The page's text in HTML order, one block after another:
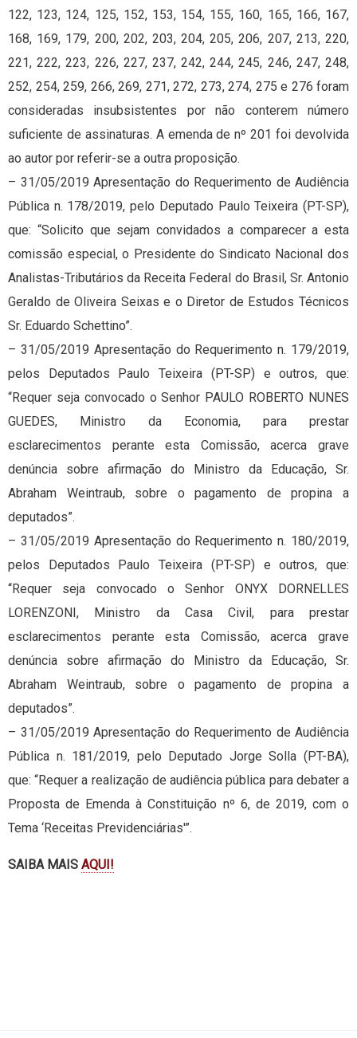
122, 123, 124, 125, 152, 153, 154, 155, 160, 165, 166, 167,
168, 169, 179, 200, 202, 203, 204, 205, 206, 207, 213, 220,
221, 222, 223, 226, 227, 237, 242, 244, 245, 246, 247, 248,
252, 254, 259, 266, 269, 271, 272, 273, 274, 275 e 276 foram
consideradas insubsistentes por não conterem número
suficiente de assinaturas. A emenda de nº 201 foi devolvida
ao autor por referir-se a outra proposição.
– 31/05/2019 Apresentação do Requerimento de Audiência
Pública n. 178/2019, pelo Deputado Paulo Teixeira (PT-SP),
que: “Solicito que sejam convidados a comparecer a esta
comissão especial, o Presidente do Sindicato Nacional dos
Analistas-Tributários da Receita Federal do Brasil, Sr. Antonio
Geraldo de Oliveira Seixas e o Diretor de Estudos Técnicos
Sr. Eduardo Schettino”.
– 31/05/2019 Apresentação do Requerimento n. 179/2019,
pelos Deputados Paulo Teixeira (PT-SP) e outros, que:
“Requer seja convocado o Senhor PAULO ROBERTO NUNES
GUEDES, Ministro da Economia, para prestar
esclarecimentos perante esta Comissão, acerca grave
denúncia sobre afirmação do Ministro da Educação, Sr.
Abraham Weintraub, sobre o pagamento de propina a
deputados”.
– 31/05/2019 Apresentação do Requerimento n. 180/2019,
pelos Deputados Paulo Teixeira (PT-SP) e outros, que:
“Requer seja convocado o Senhor ONYX DORNELLES
LORENZONI, Ministro da Casa Civil, para prestar
esclarecimentos perante esta Comissão, acerca grave
denúncia sobre afirmação do Ministro da Educação, Sr.
Abraham Weintraub, sobre o pagamento de propina a
deputados”.
– 31/05/2019 Apresentação do Requerimento de Audiência
Pública n. 181/2019, pelo Deputado Jorge Solla (PT-BA),
que: “Requer a realização de audiência pública para debater a
Proposta de Emenda à Constituição nº 6, de 2019, com o
Tema ‘Receitas Previdenciárias'”.
SAIBA MAIS AQUI!